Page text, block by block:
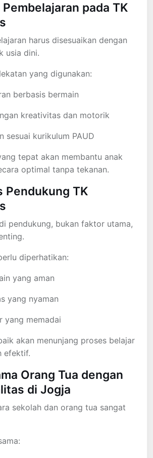
pada TK
harus disesuaikan dengan
usia dini.
yang digunakan:
berbasis bermain
kreativitas dan motorik
sesuai kurikulum PAUD
tepat akan membantu anak
optimal tanpa tekanan.
Pendukung TK
pendukung, bukan faktor utama,
diperhatikan:
yang aman
yang nyaman
yang memadai
akan menunjang proses belajar
efektif.
Orang Tua dengan
di Jogja
sekolah dan orang tua sangat